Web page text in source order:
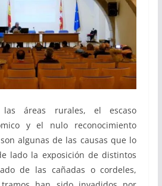
áreas rurales, el escaso
y el nulo reconocimiento
algunas de las causas que lo
lado la exposición de distintos
de las cañadas o cordeles,